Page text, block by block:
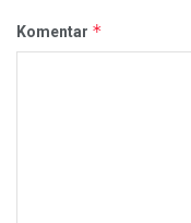
Komentar *